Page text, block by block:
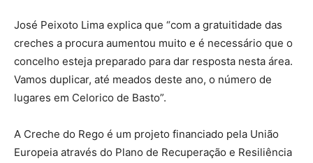
José Peixoto Lima explica que “com a gratuitidade das
creches a procura aumentou muito e é necessário que o
concelho esteja preparado para dar resposta nesta área.
Vamos duplicar, até meados deste ano, o número de
lugares em Celorico de Basto”.
A Creche do Rego é um projeto financiado pela União
Europeia através do Plano de Recuperação e Resiliência